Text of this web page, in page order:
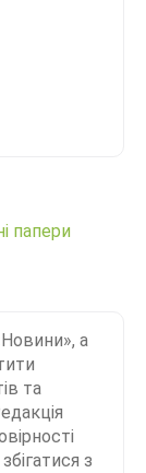
папери
а
та
з